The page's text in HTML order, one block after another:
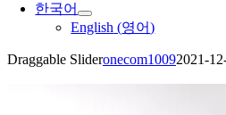
한국어
English (영어)
Draggable Slideronecom10092021-